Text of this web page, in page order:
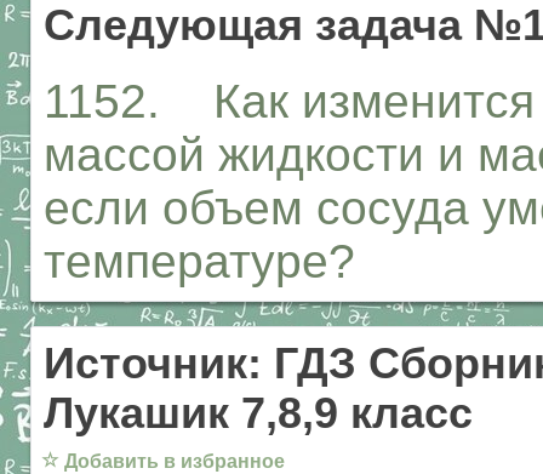
Следующая задача
1152. Как
массой жидкости и
если объем сосуда
температуре?
Источник: ГДЗ
Лукашик 7,8,9 класс
☆ Добавить в избранное